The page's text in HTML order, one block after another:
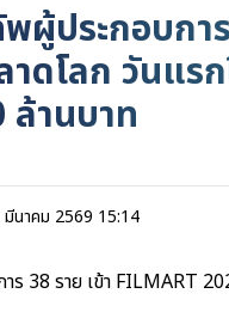
ประกอบกา
ดโลก วันแร
ล้านบาท
มีนาคม 2569 15:14
38 ราย เข้า FILMART